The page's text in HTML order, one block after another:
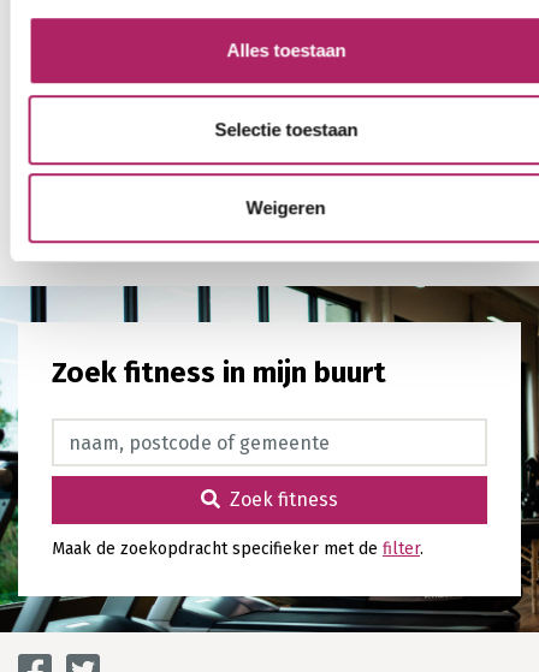
Alles toestaan
Selectie toestaan
Weigeren
Zoek fitness in mijn buurt
Zoek fitness
Maak de zoekopdracht specifieker met de filter.